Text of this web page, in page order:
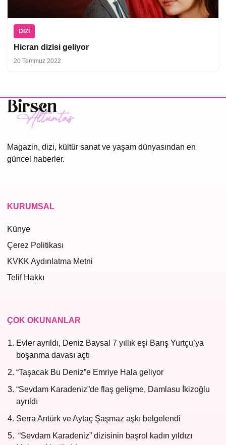
DIZI
Hicran dizisi geliyor
20 Temmuz 2022
Magazin, dizi, kültür sanat ve yaşam dünyasından en
güncel haberler.
KURUMSAL
Künye
Çerez Politikası
KVKK Aydınlatma Metni
Telif Hakkı
ÇOK OKUNANLAR
Evler ayrıldı, Deniz Baysal 7 yıllık eşi Barış Yurtçu’ya
boşanma davası açtı
“Taşacak Bu Deniz”e Emriye Hala geliyor
“Sevdam Karadeniz”de flaş gelişme, Damlasu İkizoğlu
ayrıldı
Serra Arıtürk ve Aytaç Şaşmaz aşkı belgelendi
“Sevdam Karadeniz” dizisinin başrol kadın yıldızı